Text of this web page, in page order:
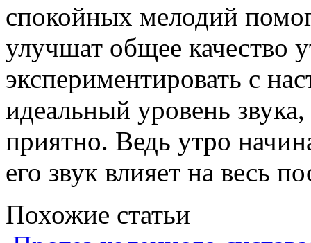
спокойных мелодий
улучшат общее качество
экспериментировать с
идеальный уровень
приятно. Ведь утро
его звук влияет на весь
Похожие статьи